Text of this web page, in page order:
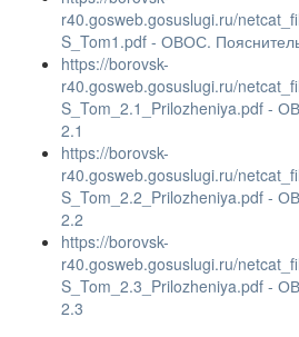
r40.gosweb.gosuslugi.ru/
S_Tom1.pdf - ОВОС.
https://borovsk-
r40.gosweb.gosuslugi.ru/
S_Tom_2.1_Prilozheniya.pdf -
2.1
https://borovsk-
r40.gosweb.gosuslugi.ru/
S_Tom_2.2_Prilozheniya.pdf -
2.2
https://borovsk-
r40.gosweb.gosuslugi.ru/
S_Tom_2.3_Prilozheniya.pdf -
2.3